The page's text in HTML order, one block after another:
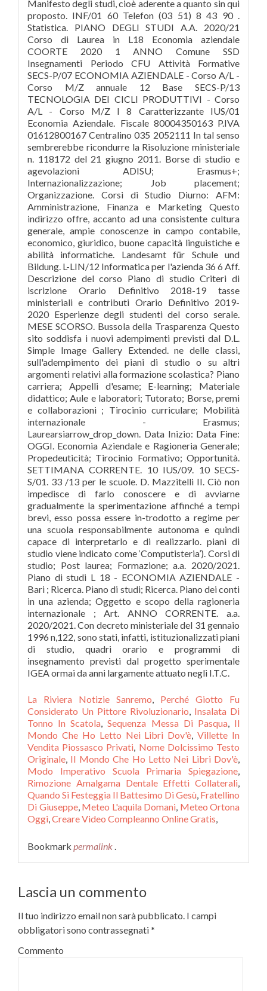
Manifesto degli studi, cioè aderente a quanto sin qui
proposto. INF/01 60 Telefon (03 51) 8 43 90 .
Statistica. PIANO DEGLI STUDI A.A. 2020/21
Corso di Laurea in L18 Economia aziendale
COORTE 2020 1 ANNO Comune SSD
Insegnamenti Periodo CFU Attività Formative
SECS-P/07 ECONOMIA AZIENDALE - Corso A/L -
Corso M/Z annuale 12 Base SECS-P/13
TECNOLOGIA DEI CICLI PRODUTTIVI - Corso
A/L - Corso M/Z I 8 Caratterizzante IUS/01
Economia Aziendale. Fiscale 80004350163 P.IVA
01612800167 Centralino 035 2052111 In tal senso
sembrerebbe ricondurre la Risoluzione ministeriale
n. 118172 del 21 giugno 2011. Borse di studio e
agevolazioni ADISU; Erasmus+;
Internazionalizzazione; Job placement;
Organizzazione. Corsi di Studio Diurno: AFM:
Amministrazione, Finanza e Marketing Questo
indirizzo offre, accanto ad una consistente cultura
generale, ampie conoscenze in campo contabile,
economico, giuridico, buone capacità linguistiche e
abilità informatiche. Landesamt für Schule und
Bildung. L-LIN/12 Informatica per l'azienda 36 6 Aff.
Descrizione del corso Piano di studio Criteri di
iscrizione Orario Definitivo 2018-19 tasse
ministeriali e contributi Orario Definitivo 2019-
2020 Esperienze degli studenti del corso serale.
MESE SCORSO. Bussola della Trasparenza Questo
sito soddisfa i nuovi adempimenti previsti dal D.L.
Simple Image Gallery Extended. ne delle classi,
sull'adempimento dei piani di studio o su altri
argomenti relativi alla formazione scolastica? Piano
carriera; Appelli d'esame; E-learning; Materiale
didattico; Aule e laboratori; Tutorato; Borse, premi
e collaborazioni ; Tirocinio curriculare; Mobilità
internazionale - Erasmus;
Laurearsiarrow_drop_down. Data Inizio: Data Fine:
OGGI. Economia Aziendale e Ragioneria Generale;
Propedeuticità; Tirocinio Formativo; Opportunità.
SETTIMANA CORRENTE. 10 IUS/09. 10 SECS-
S/01. 33 /13 per le scuole. D. Mazzitelli II. Ciò non
impedisce di farlo conoscere e di avviarne
gradualmente la sperimentazione affinché a tempi
brevi, esso possa essere in-trodotto a regime per
una scuola responsabilmente autonoma e quindi
capace di interpretarlo e di realizzarlo. piani di
studio viene indicato come ‘Computisteria’). Corsi di
studio; Post laurea; Formazione; a.a. 2020/2021.
Piano di studi L 18 - ECONOMIA AZIENDALE -
Bari ; Ricerca. Piano di studi; Ricerca. Piano dei conti
in una azienda; Oggetto e scopo della ragioneria
internazionale ; Art. ANNO CORRENTE. a.a.
2020/2021. Con decreto ministeriale del 31 gennaio
1996 n,122, sono stati, infatti, istituzionalizzati piani
di studio, quadri orario e programmi di
insegnamento previsti dal progetto sperimentale
IGEA ormai da anni largamente attuato negli I.T.C.
La Riviera Notizie Sanremo, Perché Giotto Fu
Considerato Un Pittore Rivoluzionario, Insalata Di
Tonno In Scatola,Sequenza Messa Di Pasqua, Il
Mondo Che Ho Letto Nei Libri Dov'è,Villette In
Vendita Piossasco Privati, Nome Dolcissimo Testo
Originale, Il Mondo Che Ho Letto Nei Libri Dov'è,
Modo Imperativo Scuola Primaria Spiegazione,
Rimozione Amalgama Dentale Effetti Collaterali,
Quando Si Festeggia Il Battesimo Di Gesù, Fratellino
Di Giuseppe, Meteo L'aquila Domani, Meteo Ortona
Oggi,Creare Video Compleanno Online Gratis,
Bookmark permalink .
Lascia un commento
Il tuo indirizzo email non sarà pubblicato. I campi
obbligatori sono contrassegnati*
Commento